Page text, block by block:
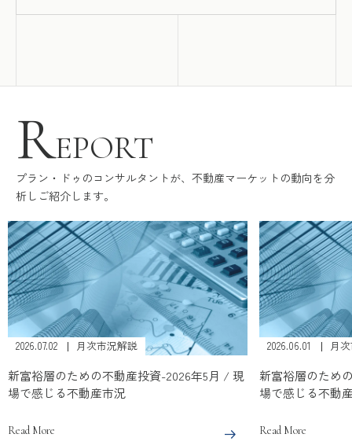
REPORT
プラン・ドゥのコンサルタントが、不動産マーケットの動向を分
析しご紹介します。
説
産投資-2026年5月 / 現
2026.06.01 月次市況解説
新富裕層のための不動産投資-2026年4